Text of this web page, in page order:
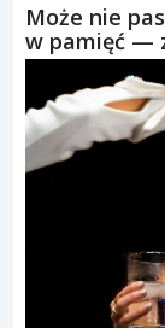
Może nie
w pamięć —